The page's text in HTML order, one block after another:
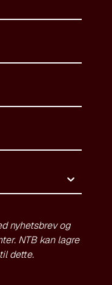
nyhetsbrev og
NTB kan lagre
dette.